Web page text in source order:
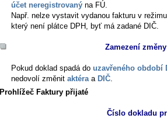
účet neregistrovaný na FÚ.
Např. nelze vystavit vydanou fakturu v
který není plátce DPH, byť má zadané DIČ.
Zamezení
Pokud doklad spadá do uzavřeného období
nedovolí změnit aktéra a DIČ
Prohlížeč Faktury přijaté
Číslo dokladu